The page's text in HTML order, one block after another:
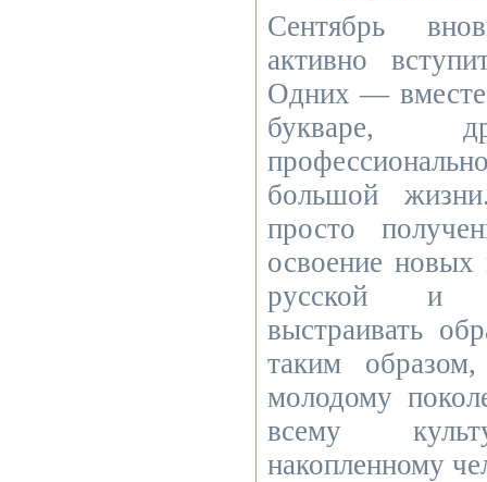
Сентябрь
активно
Одних — вместе
большой
просто
освоение
русской и
выстраивать
таким
молодому
всему
накопленному